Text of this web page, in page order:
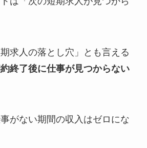
求人の落とし穴」とも言える
終了後に仕事が見つからない
がない期間の収入はゼロにな